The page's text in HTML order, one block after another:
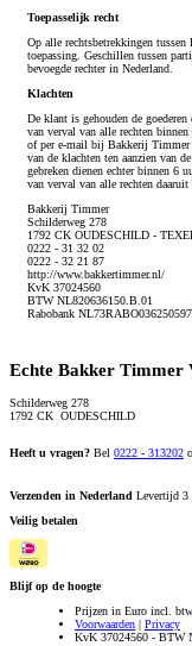
Toepasselijk recht
Op alle rechtsbetrekkingen
toepassing. Geschillen tussen
bevoegde rechter in Nederland.
Klachten
De klant is gehouden de
van verval van alle rechten
of per e-mail bij Bakkerij Timmer
van de klachten ten aanzien van
gebreken dienen echter binnen 6
van verval van alle rechten daaruit
Bakkerij Timmer
Schilderweg 278
1792 CK OUDESCHILD -
0222 - 31 32 02
0222 - 32 21 87
http://www.bakkertimmer.nl/
KvK 37024560
BTW NL820636150.B.01
Rabobank
Echte Bakker Timmer
Schilderweg 278
1792 CK OUDESCHILD
Heeft u vragen? Bel 0222 - 313202
Verzenden in Nederland Levertijd 3
Veilig betalen
Blijf op de hoogte
Prijzen in Euro incl. btw
Voorwaarden | Privacy
KvK 37024560 - BTW